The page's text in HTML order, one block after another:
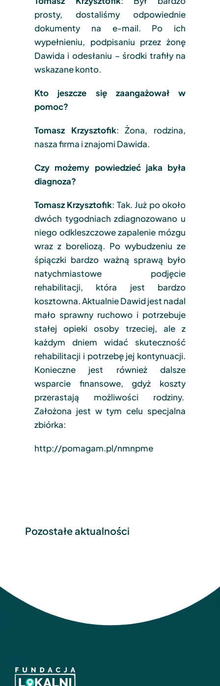
prosty, dostaliśmy odpowiednie
dokumenty na e-mail. Po ich
wypełnieniu, podpisaniu przez żonę
Dawida i odesłaniu – środki trafiły na
wskazane konto.
Kto jeszcze się zaangażował w
pomoc?
Tomasz Krzysztofik: Żona, rodzina,
nasza firma i znajomi Dawida.
Czy możemy powiedzieć jaka była
diagnoza?
Tomasz Krzysztofik: Tak. Już po około
dwóch tygodniach zdiagnozowano u
niego odkleszczowe zapalenie mózgu
wraz z boreliozą. Po wybudzeniu ze
śpiączki bardzo ważną sprawą było
natychmiastowe podjęcie
rehabilitacji, która jest bardzo
kosztowna. Aktualnie Dawid jest nadal
mało sprawny ruchowo i potrzebuje
stałej opieki osoby trzeciej, ale z
każdym dniem widać skuteczność
rehabilitacji i potrzebę jej kontynuacji.
Konieczne jest również dalsze
wsparcie finansowe, gdyż koszty
przerastają możliwości rodziny.
Założona jest w tym celu specjalna
zbiórka:
http://pomagam.pl/nmnpme
Pozostałe aktualności